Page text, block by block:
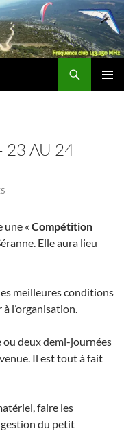
23 AU 24
une « Compétition
Elle aura lieu
meilleures conditions
l’organisation.
ou deux demi-journées
Il est tout à fait
faire les
gestion du petit